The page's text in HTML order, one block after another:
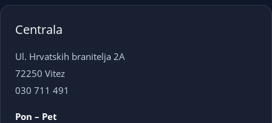
Centrala
Ul. Hrvatskih branitelja 2A
72250 Vitez
030 711 491
Pon – Pet